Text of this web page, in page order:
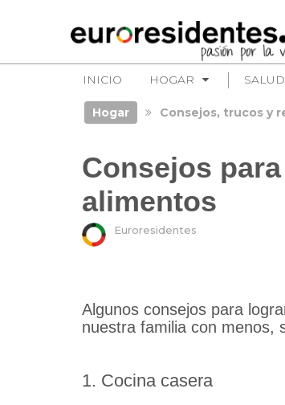
INICIO HOGAR
Hogar Consejos, trucos y
Consejos
alimentos
Euroresidentes
Algunos consejos para
nuestra familia con menos,
1. Cocina casera